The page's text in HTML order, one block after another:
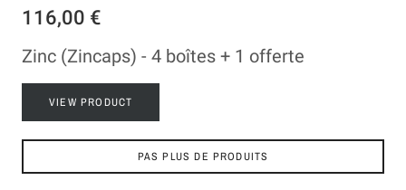
116,00 €
Zinc (Zincaps) - 4 boîtes + 1 offerte
VIEW PRODUCT
PAS PLUS DE PRODUITS